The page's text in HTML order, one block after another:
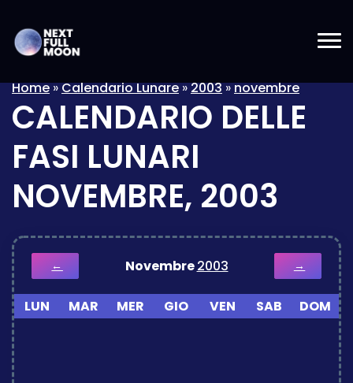
Home»Calendario Lunare»2003»novembre
CALENDARIO DELLE
FASI LUNARI
NOVEMBRE, 2003
← Novembre2003 →
LUN MAR MER GIO VEN SAB DOM